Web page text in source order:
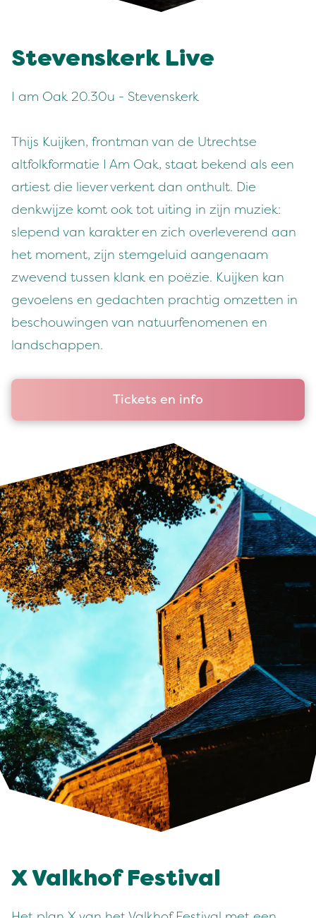
Stevenskerk Live
I am Oak 20.30u - Stevenskerk
Thijs Kuijken, frontman van de Utrechtse
altfolkformatie I Am Oak, staat bekend als een
artiest die liever verkent dan onthult. Die
denkwijze komt ook tot uiting in zijn muziek:
slepend van karakter en zich overleverend aan
het moment, zijn stemgeluid aangenaam
zwevend tussen klank en poëzie. Kuijken kan
gevoelens en gedachten prachtig omzetten in
beschouwingen van natuurfenomenen en
landschappen.
Tickets en info
X Valkhof Festival